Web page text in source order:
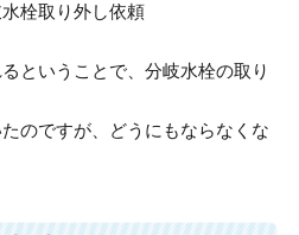
水栓取り外し依頼
ということで、分岐水栓の取り
のですが、どうにもならなくな